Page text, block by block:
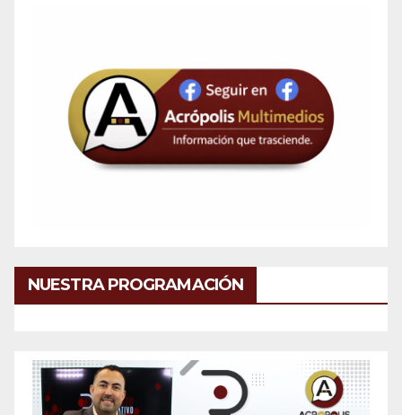
NUESTRA PROGRAMACIÓN